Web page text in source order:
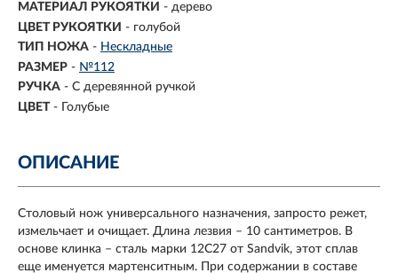
МАТЕРИАЛ РУКОЯТКИ - дерево
ЦВЕТ РУКОЯТКИ - голубой
ТИП НОЖА - Нескладные
РАЗМЕР - №112
РУЧКА - С деревянной ручкой
ЦВЕТ - Голубые
ОПИСАНИЕ
Столовый нож универсального назначения, запросто режет,
измельчает и очищает. Длина лезвия – 10 сантиметров. В
основе клинка – сталь марки 12C27 от Sandvik, этот сплав
еще именуется мартенситным. При содержании в составе